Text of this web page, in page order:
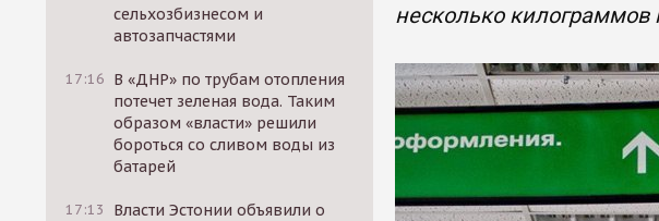
сельхозбизнесом и
автозапчастями
17:16 В «ДНР» по трубам отопления
потечет зеленая вода. Таким
образом «власти» решили
бороться со сливом воды из
батарей
17:13
Власти Эстонии объявили о
несколько